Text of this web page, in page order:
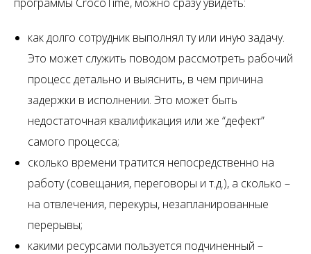
как долго сотрудник выполнял ту или иную задачу.
Это может служить поводом рассмотреть рабочий
процесс детально и выяснить, в чем причина
задержки в исполнении. Это может быть
недостаточная квалификация или же “дефект”
самого процесса;
сколько времени тратится непосредственно на
работу (совещания, переговоры и т.д.), а сколько –
на отвлечения, перекуры, незапланированные
перерывы;
какими ресурсами пользуется подчиненный –